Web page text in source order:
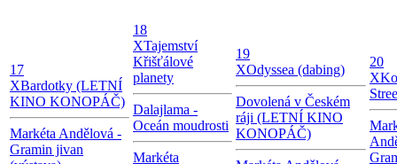
17
XBardotky (LETNÍ
KINO KONOPÁČ)
Markéta Andělová -
Gramin jivan
18
XTajemství
Křišťálové
planety
Dalajlama -
Oceán moudrosti
Markéta
19
XOdyssea (dabing)
Dovolená v Českém
ráji (LETNÍ KINO
KONOPÁČ)
20
X